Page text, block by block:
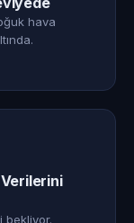
hava
bekliyor.